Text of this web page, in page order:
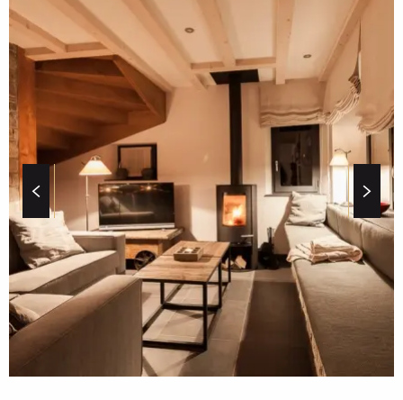
p
i
n
c
i
p
a
l